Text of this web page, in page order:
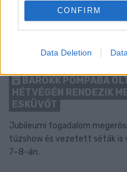
CONFIRM
Data Deletion
BAROKK POMPÁBA
HÉTVÉGÉN RENDEZIK
ESKÜVŐT
Jubileumi fogadalom
tűzshow és vezetett séták is
7–8-án.